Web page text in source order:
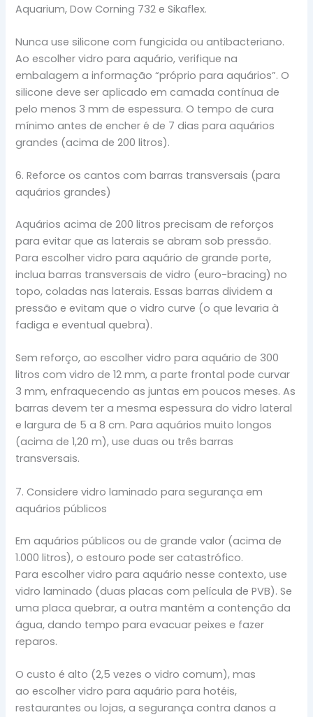
Aquarium, Dow Corning 732 e Sikaflex.
Nunca use silicone com fungicida ou antibacteriano.
Ao escolher vidro para aquário, verifique na
embalagem a informação “próprio para aquários”. O
silicone deve ser aplicado em camada contínua de
pelo menos 3 mm de espessura. O tempo de cura
mínimo antes de encher é de 7 dias para aquários
grandes (acima de 200 litros).
6. Reforce os cantos com barras transversais (para
aquários grandes)
Aquários acima de 200 litros precisam de reforços
para evitar que as laterais se abram sob pressão.
Para escolher vidro para aquário de grande porte,
inclua barras transversais de vidro (euro-bracing) no
topo, coladas nas laterais. Essas barras dividem a
pressão e evitam que o vidro curve (o que levaria à
fadiga e eventual quebra).
Sem reforço, ao escolher vidro para aquário de 300
litros com vidro de 12 mm, a parte frontal pode curvar
3 mm, enfraquecendo as juntas em poucos meses. As
barras devem ter a mesma espessura do vidro lateral
e largura de 5 a 8 cm. Para aquários muito longos
(acima de 1,20 m), use duas ou três barras
transversais.
7. Considere vidro laminado para segurança em
aquários públicos
Em aquários públicos ou de grande valor (acima de
1.000 litros), o estouro pode ser catastrófico.
Para escolher vidro para aquário nesse contexto, use
vidro laminado (duas placas com película de PVB). Se
uma placa quebrar, a outra mantém a contenção da
água, dando tempo para evacuar peixes e fazer
reparos.
O custo é alto (2,5 vezes o vidro comum), mas
ao escolher vidro para aquário para hotéis,
restaurantes ou lojas, a segurança contra danos a